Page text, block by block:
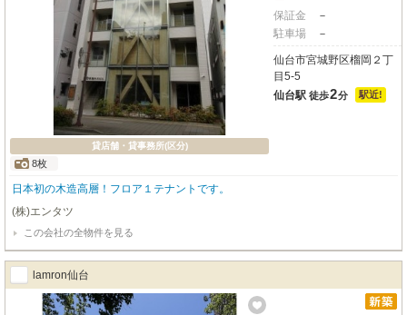
貸店舗・貸事務所(区分)
8枚
保証金
－
駐車場
－
仙台市宮城野区榴岡２丁
目5-5
仙台駅 徒歩2分 駅近!
日本初の木造高層！フロア１テナントです。
(株)エンタツ
この会社の全物件を見る
lamron仙台